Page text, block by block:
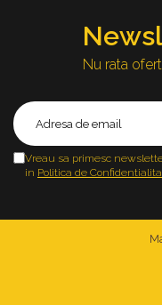
Nu rata
Vreau sa primesc
in Politica de